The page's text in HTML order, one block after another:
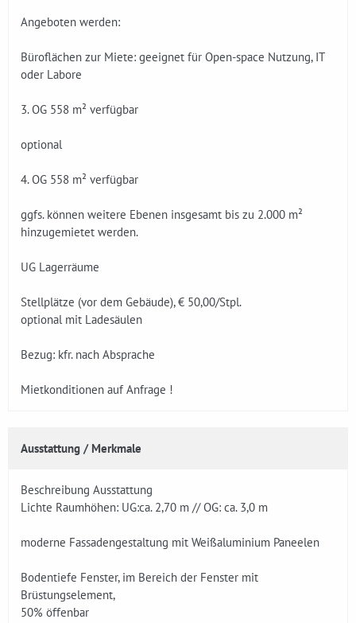
Angeboten werden:
Büroflächen zur Miete: geeignet für Open-space Nutzung, IT
oder Labore
3. OG 558 m² verfügbar
optional
4. OG 558 m² verfügbar
ggfs. können weitere Ebenen insgesamt bis zu 2.000 m²
hinzugemietet werden.
UG Lagerräume
Stellplätze (vor dem Gebäude), € 50,00/Stpl.
optional mit Ladesäulen
Bezug: kfr. nach Absprache
Mietkonditionen auf Anfrage !
Ausstattung / Merkmale
Beschreibung Ausstattung
Lichte Raumhöhen: UG:ca. 2,70 m // OG: ca. 3,0 m
moderne Fassadengestaltung mit Weißaluminium Paneelen
Bodentiefe Fenster, im Bereich der Fenster mit
Brüstungselement,
50% öffenbar